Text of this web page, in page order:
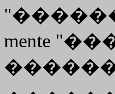
mente